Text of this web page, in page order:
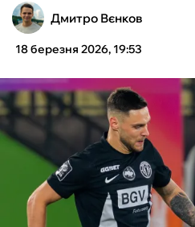
ХОКЕЙ
ТЕНІС
КІБЕРСПОРТ
ЧС-2026
ФУТЗАЛ
Дмитро Вєнков
18 березня 2026, 19:53